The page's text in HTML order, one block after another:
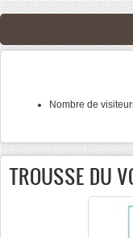
Nombre de
TROUSSE DU